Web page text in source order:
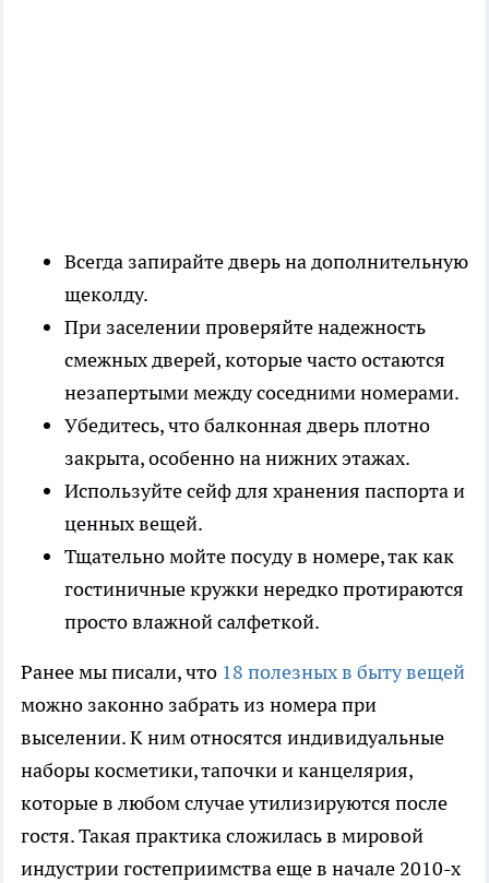
Всегда запирайте дверь на дополнительную
щеколду.
При заселении проверяйте надежность
смежных дверей, которые часто остаются
незапертыми между соседними номерами.
Убедитесь, что балконная дверь плотно
закрыта, особенно на нижних этажах.
Используйте сейф для хранения паспорта и
ценных вещей.
Тщательно мойте посуду в номере, так как
гостиничные кружки нередко протираются
просто влажной салфеткой.
Ранее мы писали, что 18 полезных в быту вещей
можно законно забрать из номера при
выселении. К ним относятся индивидуальные
наборы косметики, тапочки и канцелярия,
которые в любом случае утилизируются после
гостя. Такая практика сложилась в мировой
индустрии гостеприимства еще в начале 2010-х